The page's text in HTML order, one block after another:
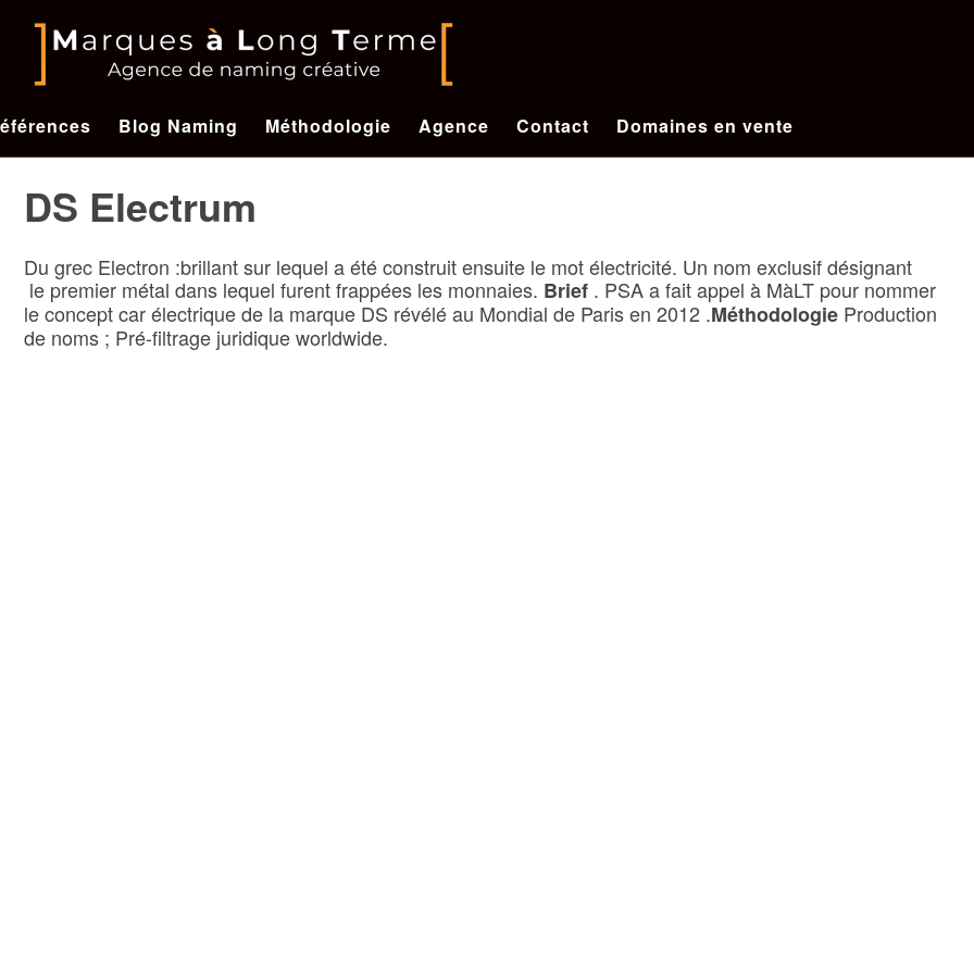
Blog Naming Méthodologie Agence Contact Domaines en vente
DS Electrum
Du grec Electron :brillant sur lequel a été construit ensuite le mot électricité. Un nom exclusif désignant
le premier métal dans lequel furent frappées les monnaies. Brief . PSA a fait appel à MàLT pour nommer
le concept car électrique de la marque DS révélé au Mondial de Paris en 2012 .Méthodologie Production
de noms ; Pré-filtrage juridique worldwide.